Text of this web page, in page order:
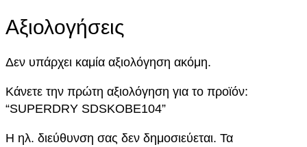
ο
ό
η
α
Αξιολογήσεις
Δεν υπάρχει καμία αξιολόγηση ακόμη.
Κάνετε την πρώτη αξιολόγηση για το προϊόν:
“SUPERDRY SDSKOBE104”
Η ηλ. διεύθυνση σας δεν δημοσιεύεται. Τα